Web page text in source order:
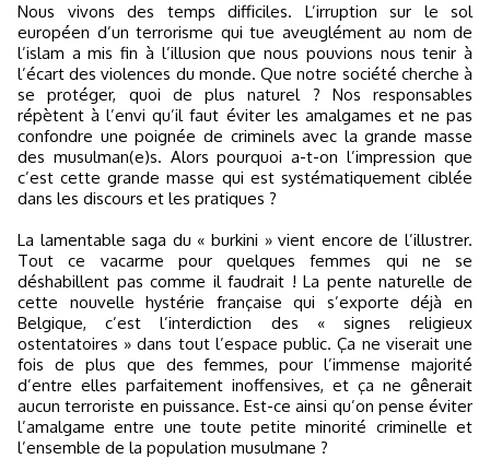
Nous vivons des temps difficiles. L’irruption sur le sol
européen d’un terrorisme qui tue aveuglément au nom de
l’islam a mis fin à l’illusion que nous pouvions nous tenir à
l’écart des violences du monde. Que notre société cherche à
se protéger, quoi de plus naturel ? Nos responsables
répètent à l’envi qu’il faut éviter les amalgames et ne pas
confondre une poignée de criminels avec la grande masse
des musulman(e)s. Alors pourquoi a-t-on l’impression que
c’est cette grande masse qui est systématiquement ciblée
dans les discours et les pratiques ?
La lamentable saga du « burkini » vient encore de l’illustrer.
Tout ce vacarme pour quelques femmes qui ne se
déshabillent pas comme il faudrait ! La pente naturelle de
cette nouvelle hystérie française qui s’exporte déjà en
Belgique, c’est l’interdiction des « signes religieux
ostentatoires » dans tout l’espace public. Ça ne viserait une
fois de plus que des femmes, pour l’immense majorité
d’entre elles parfaitement inoffensives, et ça ne gênerait
aucun terroriste en puissance. Est-ce ainsi qu’on pense éviter
l’amalgame entre une toute petite minorité criminelle et
l’ensemble de la population musulmane ?